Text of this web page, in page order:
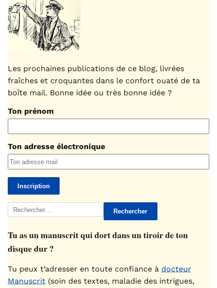
Les prochaines publications de ce blog, livrées
fraîches et croquantes dans le confort ouaté de ta
boîte mail. Bonne idée ou très bonne idée ?
Ton prénom
Ton adresse électronique
Rechercher :
Tu as un manuscrit qui dort dans un tiroir de ton
disque dur ?
Tu peux t’adresser en toute confiance à docteur
Manuscrit (soin des textes, maladie des intrigues,